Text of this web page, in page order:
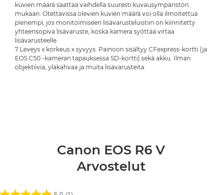
kuvien määrä saattaa vaihdella suuresti kuvausympäristön
mukaan. Otettavissa olevien kuvien määrä voi olla ilmoitettua
pienempi, jos monitoimiseen lisävarusteluistiin on kiinnitetty
yhteensopiva lisävaruste, koska kamera syöttää virtaa
lisävarusteelle.
7 Leveys x korkeus x syvyys. Painoon sisältyy CFexpress-kortti (ja
EOS C50 -kameran tapauksessa SD-kortti) sekä akku. Ilman
objektiivia, yläkahvaa ja muita lisävarusteita.
Canon EOS R6 V
Arvostelut